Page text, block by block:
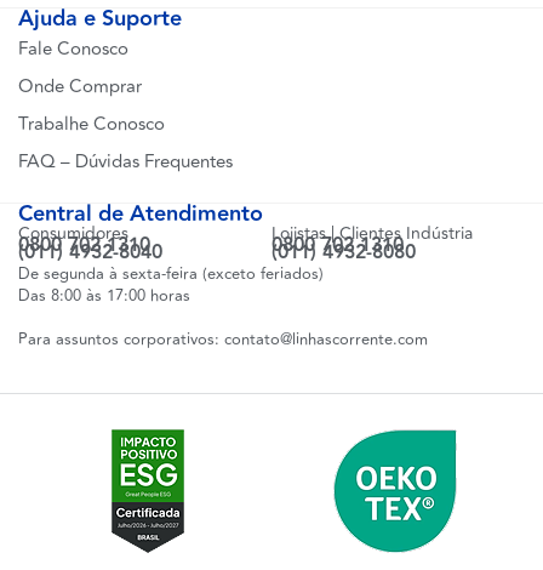
Ajuda e Suporte
Fale Conosco
Onde Comprar
Trabalhe Conosco
FAQ – Dúvidas Frequentes
Central de Atendimento
Consumidores
0800 702 1310
(011) 4932-8040
Lojistas | Clientes Indústria
0800 702 1310
(011) 4932-8080
De segunda à sexta-feira (exceto feriados)
Das 8:00 às 17:00 horas
Para assuntos corporativos: contato@linhascorrente.com